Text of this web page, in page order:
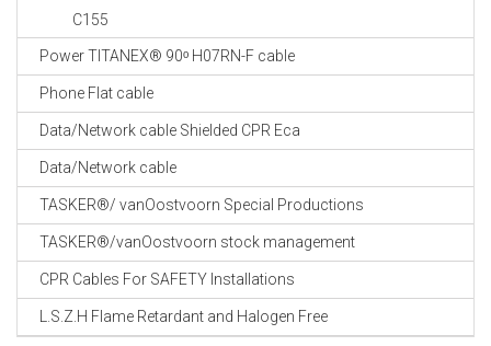
C155
Power TITANEX® 90ᵒ H07RN-F cable
Phone Flat cable
Data/Network cable Shielded CPR Eca
Data/Network cable
TASKER®/ vanOostvoorn Special Productions
TASKER®/vanOostvoorn stock management
CPR Cables For SAFETY Installations
L.S.Z.H Flame Retardant and Halogen Free